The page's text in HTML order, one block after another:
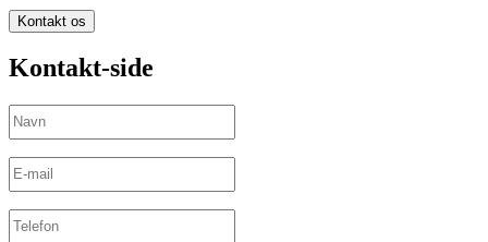
Kontakt os
Kontakt-side
Navn
E-
mail(Påkrævet)
Telefon